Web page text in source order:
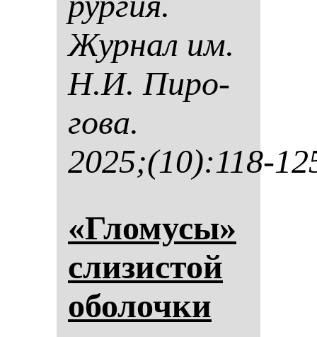
Жур­нал им.
Н.И. Пи­ро­
го­ва.
2025;(10):118-
«Гло­му­сы»
сли­зис­той
обо­лоч­ки